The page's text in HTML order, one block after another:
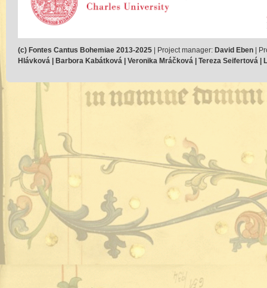
(c) Fontes Cantus Bohemiae 2013-2025 | Project manager: David Eben |
Hlávková | Barbora Kabátková | Veronika Mráčková | Tereza Seifertová